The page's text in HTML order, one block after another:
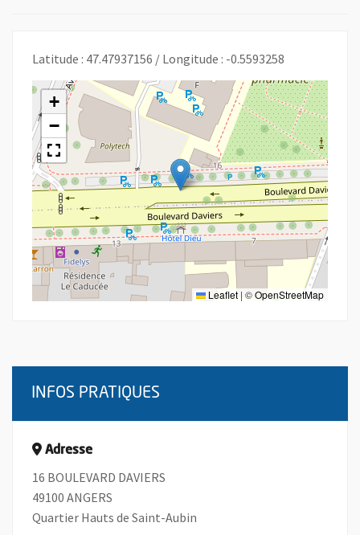
Latitude : 47.47937156 / Longitude : -0.5593258
+
−
Leaflet | ©OpenStreetMap
INFOS PRATIQUES
Adresse
16 BOULEVARD DAVIERS
49100 ANGERS
Quartier Hauts de Saint-Aubin